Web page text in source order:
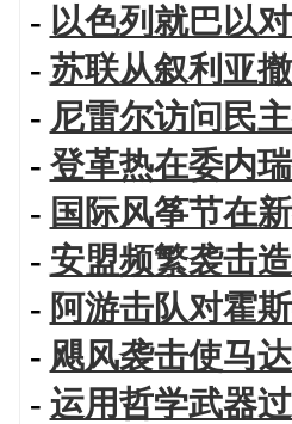
- 以色列就巴以
- 苏联从叙利亚
- 尼雷尔访问民
- 登革热在委内
- 国际风筝节在
- 安盟频繁袭击
- 阿游击队对霍
- 飓风袭击使马
- 运用哲学武器